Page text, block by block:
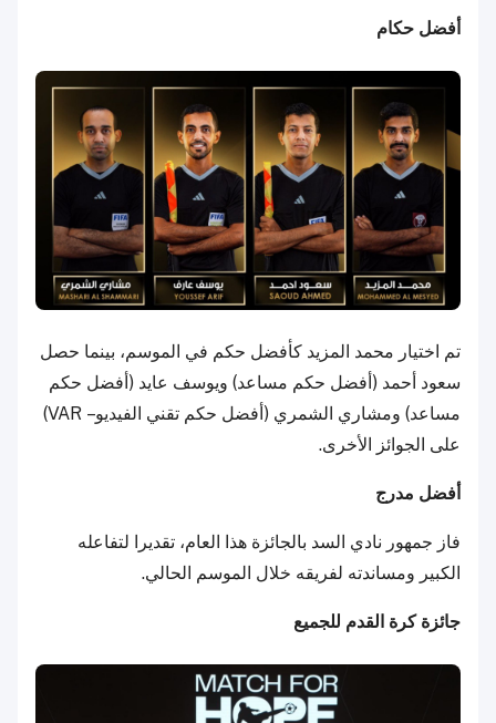
أفضل حكام
تم اختيار محمد المزيد كأفضل حكم في الموسم، بينما حصل
سعود أحمد (أفضل حكم مساعد) ويوسف عايد (أفضل حكم
مساعد) ومشاري الشمري (أفضل حكم تقني الفيديو – VAR)
على الجوائز الأخرى.
أفضل مدرج
فاز جمهور نادي السد بالجائزة هذا العام، تقديرا لتفاعله
الكبير ومساندته لفريقه خلال الموسم الحالي.
جائزة كرة القدم للجميع